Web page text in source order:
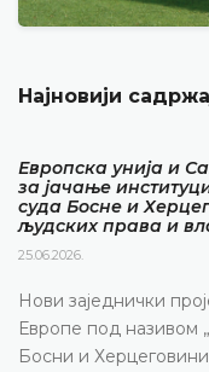
Најновији
Европска унија и
за јачање
суда Босне и
људских права и
25.06.2026.
Нови заједнички
Европе под
Босни и